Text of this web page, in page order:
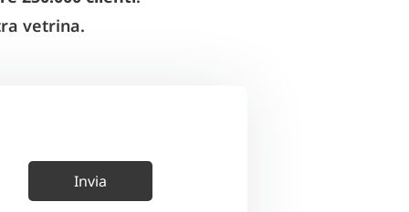
vetrina.